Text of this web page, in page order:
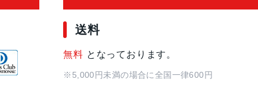
送料
無料 となっております。
※5,000円未満の場合に全国一律600円